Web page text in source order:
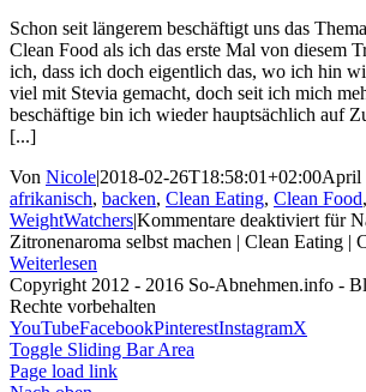
Schon seit längerem beschäftigt uns das
Clean Food als ich das erste Mal von diesem
ich, dass ich doch eigentlich das, wo ich hin
viel mit Stevia gemacht, doch seit ich mich
beschäftige bin ich wieder hauptsächlich auf
[...]
Von Nicole|2018-02-26T18:58:01+02:00April
afrikanisch, backen, Clean Eating, Clean Food,
WeightWatchers|Kommentare deaktiviert für
Zitronenaroma selbst machen | Clean Eating |
Weiterlesen
Copyright 2012 - 2016 So-Abnehmen.info -
Rechte vorbehalten
YouTubeFacebookPinterestInstagramX
Toggle Sliding Bar Area
Page load link